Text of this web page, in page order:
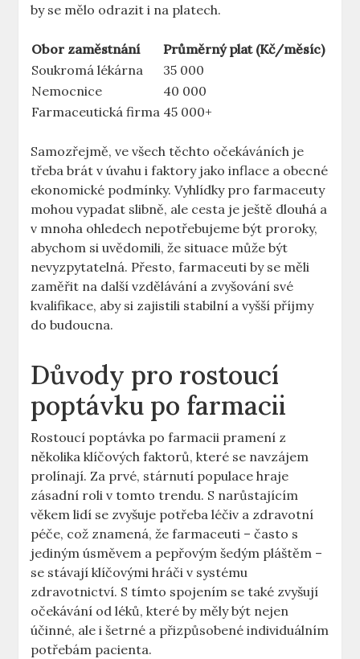
by se mělo odrazit i na platech.
Obor zaměstnání
Průměrný plat (Kč/měsíc)
Soukromá lékárna
35 000
Nemocnice
40 000
Farmaceutická firma 45 000+
Samozřejmě, ve všech těchto očekáváních je
třeba brát v úvahu i faktory jako inflace a obecné
ekonomické podmínky. Vyhlídky pro farmaceuty
mohou vypadat slibně, ale cesta je ještě dlouhá a
v mnoha ohledech nepotřebujeme být proroky,
abychom si uvědomili, že situace může být
nevyzpytatelná. Přesto, farmaceuti by se měli
zaměřit na další vzdělávání a zvyšování své
kvalifikace, aby si zajistili stabilní a vyšší příjmy
do budoucna.
Důvody pro rostoucí
poptávku po farmacii
Rostoucí poptávka po farmacii pramení z
několika klíčových faktorů, které se navzájem
prolínají. Za prvé, stárnutí populace hraje
zásadní roli v tomto trendu. S narůstajícím
věkem lidí se zvyšuje potřeba léčiv a zdravotní
péče, což znamená, že farmaceuti – často s
jediným úsměvem a pepřovým šedým pláštěm –
se stávají klíčovými hráči v systému
zdravotnictví. S tímto spojením se také zvyšují
očekávání od léků, které by měly být nejen
účinné, ale i šetrné a přizpůsobené individuálním
potřebám pacienta.